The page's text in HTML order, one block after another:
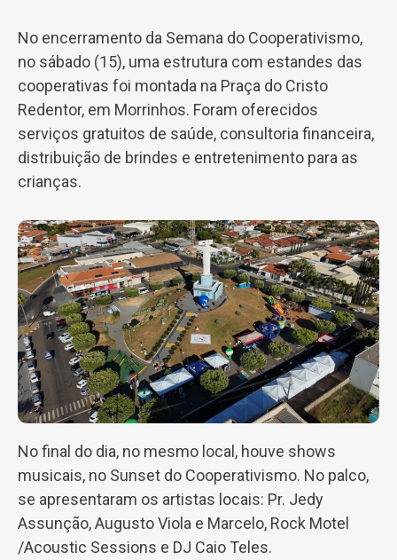
No encerramento da Semana do Cooperativismo,
no sábado (15), uma estrutura com estandes das
cooperativas foi montada na Praça do Cristo
Redentor, em Morrinhos. Foram oferecidos
serviços gratuitos de saúde, consultoria financeira,
distribuição de brindes e entretenimento para as
crianças.
No final do dia, no mesmo local, houve shows
musicais, no Sunset do Cooperativismo. No palco,
se apresentaram os artistas locais: Pr. Jedy
Assunção, Augusto Viola e Marcelo, Rock Motel
/Acoustic Sessions e DJ Caio Teles.